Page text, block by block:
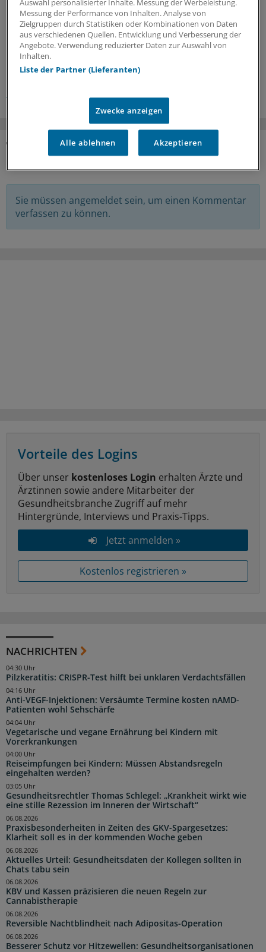
Entlastung für die GKV allerdings sicher in Grenzen.
0
Schlagworte:
KOMMENTARE
Sie müssen angemeldet sein, um einen Kommentar
verfassen zu können.
Vorteile des Logins
Über unser kostenloses Login erhalten Ärzte und
Ärztinnen sowie andere Mitarbeiter der
Gesundheitsbranche Zugriff auf mehr
Hintergründe, Interviews und Praxis-Tipps.
Jetzt anmelden »
Kostenlos registrieren »
NACHRICHTEN
Pilzkeratitis: CRISPR-Test hilft bei unklaren Verdachtsfällen
04:30 Uhr
Anti-VEGF-Injektionen: Versäumte Termine kosten nAMD-
Patienten wohl Sehschärfe
04:16 Uhr
Vegetarische und vegane Ernährung bei Kindern mit
Vorerkrankungen
04:04 Uhr
Reiseimpfungen bei Kindern: Müssen Abstandsregeln
eingehalten werden?
04:00 Uhr
Gesundheitsrechtler Thomas Schlegel: „Krankheit wirkt wie
eine stille Rezession im Inneren der Wirtschaft“
03:05 Uhr
Praxisbesonderheiten in Zeiten des GKV-Spargesetzes:
Klarheit soll es in der kommenden Woche geben
06.08.2026
Aktuelles Urteil: Gesundheitsdaten der Kollegen sollten in
Chats tabu sein
06.08.2026
KBV und Kassen präzisieren die neuen Regeln zur
Cannabistherapie
06.08.2026
Reversible Nachtblindheit nach Adipositas-Operation
06.08.2026
Besserer Schutz vor Hitzewellen: Gesundheitsorganisationen
06.08.2026
Auswahl personalisierter Inhalte. Messung der Werbeleistung.
Messung der Performance von Inhalten. Analyse von
Zielgruppen durch Statistiken oder Kombinationen von Daten
aus verschiedenen Quellen. Entwicklung und Verbesserung der
Angebote. Verwendung reduzierter Daten zur Auswahl von
Inhalten.
Liste der Partner (Lieferanten)
Zwecke anzeigen
Alle ablehnen Akzeptieren